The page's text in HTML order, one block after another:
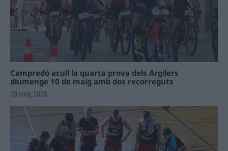
Campredó acull la quarta prova dels Argilers
diumenge 10 de maig amb dos recorreguts
09 maig 2026